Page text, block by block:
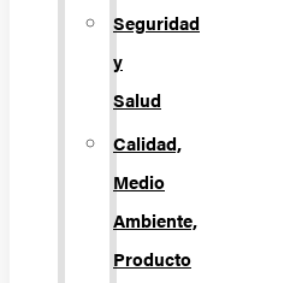
Seguridad
y
Salud
Calidad,
Medio
Ambiente,
Producto